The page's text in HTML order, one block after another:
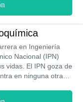
del estudiante. Su
sustenta, está
se imparten en la
en Ingeniería
Nacional (IPN)
vidas. El IPN goza de
en ninguna otra